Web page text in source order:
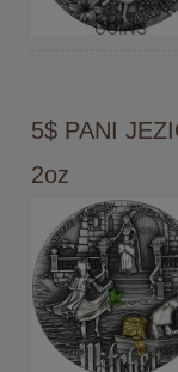
5$ PANI
2oz